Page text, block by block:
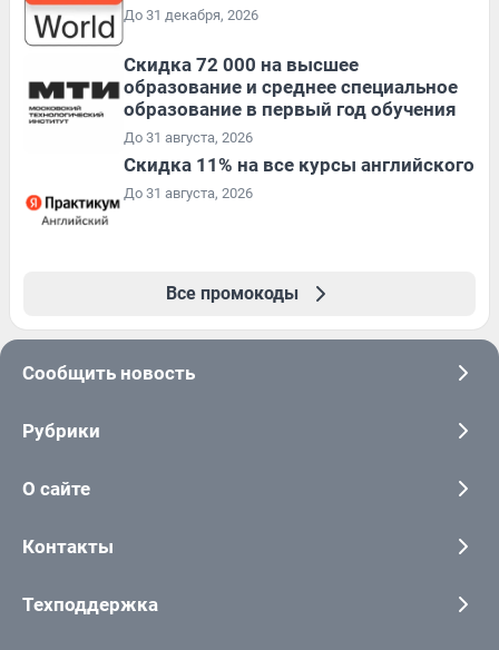
До 31 декабря, 2026
Скидка 72 000 на высшее
образование и среднее специальное
образование в первый год обучения
До 31 августа, 2026
Скидка 11% на все курсы английского
До 31 августа, 2026
Все промокоды
Сообщить новость
Рубрики
О сайте
Контакты
Техподдержка